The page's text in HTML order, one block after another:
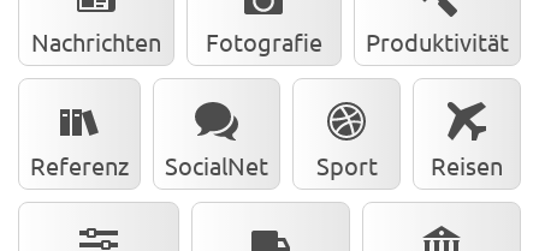
Nachrichten Fotografie Produktivität
Referenz SocialNet Sport Reisen